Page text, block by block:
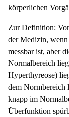
körperlichen
Zur Definition:
der Medizin,
messbar ist, aber
Normalbereich
Hyperthyreose)
dem Normbereich
knapp im
Überfunktion